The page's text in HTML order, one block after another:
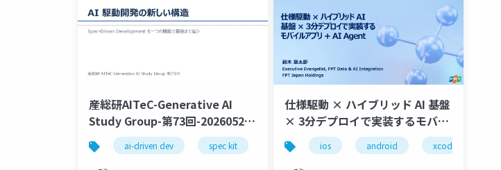
産総研AITeC-Generative AI
Study Group-第73回-20260526-
SDDセッション-公開版
ai-driven dev spec kit specify plan task openai
仕様駆動 × ハイブリッド AI 基盤
× 3分デプロイで実装するモバイ
ルアプリ + AI Agent
ios android xcode